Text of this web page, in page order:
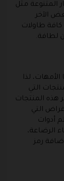
المتنوعة مثل
الآخر
طاولات
لطافة.
لذا
التي
هذه المنتجات
التي
أدوات
الرضاعة،
رمز